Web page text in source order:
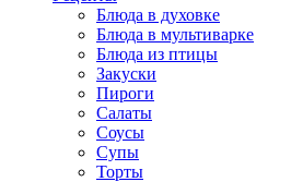
Блюда в духовке
Блюда в мультиварке
Блюда из птицы
Закуски
Пироги
Салаты
Соусы
Супы
Торты